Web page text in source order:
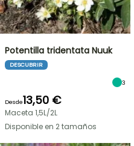
Potentilla tridentata Nuuk
DESCUBRIR
3
Desde13,50 €
Maceta 1,5L/2L
Disponible en 2 tamaños